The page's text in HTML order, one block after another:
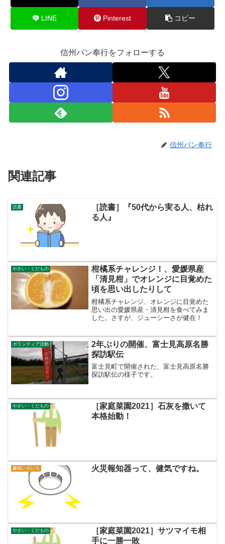
LINE Pinterest コピー
信州パン奉行をフォローする
信州パン奉行
関連記事
読書
［読書］『50代から実る人、枯れ
る人』
やさい・くだもの
柑橘系チャレンジ！、愛媛県産
「清見柑」でオレンジに目覚めた
頃を思い出したりして
柑橘系チャレンジ、オレンジに目覚めた
思い出の愛媛県産・清見柑を食べてみま
した。さすが、ジューシーさが健在！
ボランティア活動
2年ぶりの開催、富士見高原名勝
探訪駅伝
富士見町で開催された、富士見高原名勝
探訪駅伝の様子です。
やさい・くだもの
［家庭菜園2021］石灰を撒いて
本格始動！
趣味いろいろ 火災報知器って、健気ですね。
やさい・くだもの
［家庭菜園2021］サツマイモ相
手に一勝一敗